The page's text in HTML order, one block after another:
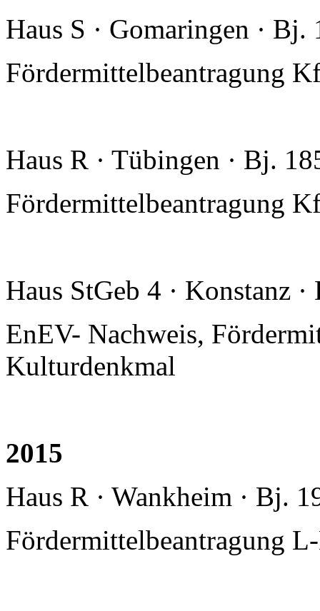
Haus S · Gomaringen · Bj.
Fördermittelbeantragung
Haus R · Tübingen · Bj.
Fördermittelbeantragung
Haus StGeb 4 · Konstanz ·
EnEV- Nachweis,
Kulturdenkmal
2015
Haus R · Wankheim · Bj.
Fördermittelbeantragung